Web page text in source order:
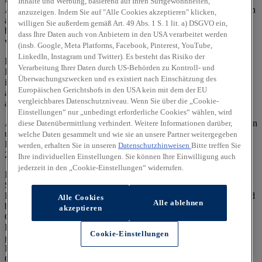
Ausnutzung des Kraftstoffs durch das Fahrzeug ab, sondern werden
auch vom Fahrverhalten und anderen nichttechnischen Faktoren
beeinflusst. CO₂ ist das für die Erderwärmung hauptsächlich
verantwortliche Treibhausgas.
Ein Leitfaden über den Kraftstoffverbrauch und die CO₂-
Emissionen aller in Deutschland angebotenen neuen Pkw-Modelle
ist unentgeltlich einsehbar an jedem Verkaufsort, an dem Pkw
ausgestellt oder angeboten werden. Der Leitfaden ist auch
abrufbar.
Alle Angaben und Abbildungen sind als unverbindlich zu betrachten
und stellen eine annähernde Beschreibung dar.
Fahrzeugabbildungen enthalten z. T. aufpreispflichtige
Zusatzausstattungen.
Im Hinblick auf Gebrauchtwagen entsprechen Sonder- und
Serienausstattung, die technischen Daten sowie Verbrauchs- und
Emissionswerte dem Stand eines entsprechenden Neufahrzeugs und
berücksichtigen keine etwaigen zwischenzeitlichen Änderungen.
Gebrauchtfahrzeuge weisen regelmäßig eine geringere elektrische
Reichweite auf als entsprechende Neufahrzeuge. Dies kann bei
gebrauchten Hybridfahrzeugen zu einem erhöhten
Kraftstoffverbrauch und einem damit einhergehenden erhöhten
CO₂-Ausstoß führen.
anzuzeigen. Indem Sie auf "Alle Cookies akzeptieren" klicken,
willigen Sie außerdem gemäß Art. 49 Abs. 1 S. 1 lit. a) DSGVO ein,
dass Ihre Daten auch von Anbietern in den USA verarbeitet werden
(insb. Google, Meta Platforms, Facebook, Pinterest, YouTube,
LinkedIn, Instagram und Twitter). Es besteht das Risiko der
Verarbeitung Ihrer Daten durch US-Behörden zu Kontroll- und
Überwachungszwecken und es existiert nach Einschätzung des
Europäischen Gerichtshofs in den USA kein mit dem der EU
vergleichbares Datenschutzniveau. Wenn Sie über die „Cookie-
Einstellungen“ nur „unbedingt erforderliche Cookies“ wählen, wird
diese Datenübermittlung verhindert. Weitere Informationen darüber,
welche Daten gesammelt und wie sie an unsere Partner weitergegeben
werden, erhalten Sie in unseren Datenschutzhinweisen Bitte treffen Sie
Ihre individuellen Einstellungen. Sie können Ihre Einwilligung auch
jederzeit in den „Cookie-Einstellungen“ widerrufen.
Alle Cookies
akzeptieren
Alle ablehnen
Cookie-Einstellungen